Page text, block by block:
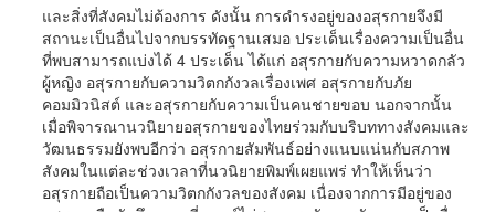
และสิ่งที่สังคมไม่ต้องการ ดังนั้น การดำรงอยู่ของอสุรกายจึงมี
สถานะเป็นอื่นไปจากบรรทัดฐานเสมอ ประเด็นเรื่องความเป็นอื่น
ที่พบสามารถแบ่งได้ 4 ประเด็น ได้แก่ อสุรกายกับความหวาดกลัว
ผู้หญิง อสุรกายกับความวิตกกังวลเรื่องเพศ อสุรกายกับภัย
คอมมิวนิสต์ และอสุรกายกับความเป็นคนชายขอบ นอกจากนั้น
เมื่อพิจารณานวนิยายอสุรกายของไทยร่วมกับบริบททางสังคมและ
วัฒนธรรมยังพบอีกว่า อสุรกายสัมพันธ์อย่างแนบแน่นกับสภาพ
สังคมในแต่ละช่วงเวลาที่นวนิยายพิมพ์เผยแพร่ ทำให้เห็นว่า
อสุรกายถือเป็นความวิตกกังวลของสังคม เนื่องจากการมีอยู่ของ